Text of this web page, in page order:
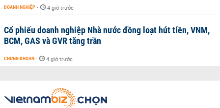
DOANH NGHIỆP - 4 giờ trước
Cổ phiếu doanh nghiệp Nhà nước đồng loạt hút tiền, VNM,
BCM, GAS và GVR tăng trần
CHỨNG KHOÁN - 4 giờ trước